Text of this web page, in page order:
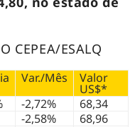
CEPEA/ESALQ
Var./Mês Valor
US$*
-2,72%
68,34
-2,58%
68,96